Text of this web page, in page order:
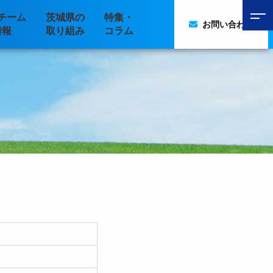
ーム
茨城県の
取り組み
特集・
コラム
お問い合わせ